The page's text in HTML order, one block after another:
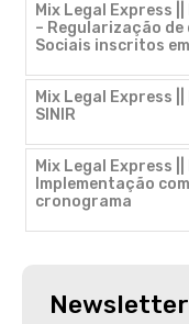
Mix Legal Express
– Regularização
Sociais inscritos
Mix Legal Express
SINIR
Mix Legal Express
Implementação
cronograma
Newsletter